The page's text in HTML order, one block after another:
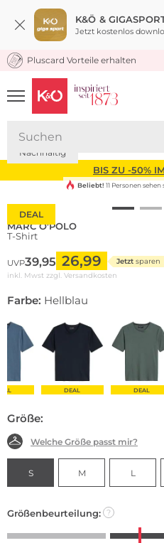
K&Ö &
Jetzt kostenlos
KOSTENLOSER
Pluscard Vorteile erhalten
UNSERE APP
CLICK &
BIS ZU -50%
DEAL
Nachhaltig
Beliebt! 11 Personen
MARC O'POLO
T-Shirt
UVP39,95 26,99 Jetzt sparen
inkl. Mwst zzgl. Versandkosten
Farbe: Hellblau
DEAL DEAL
Größe:
Welche Größe passt mir?
S M L
Größenbeurteilung: ?